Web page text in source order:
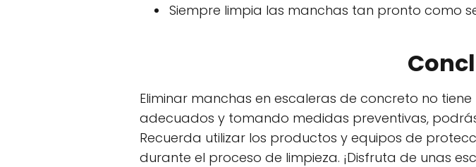
Siempre limpia las manchas tan pronto como
Eliminar manchas en escaleras de concreto no
adecuados y tomando medidas preventivas,
Recuerda utilizar los productos y equipos de
durante el proceso de limpieza. ¡Disfruta de unas